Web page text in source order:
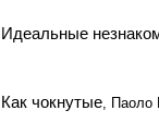
Идеальные
Как чокнутые, Паоло